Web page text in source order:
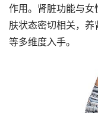
作用。肾脏功能与
肤状态密切相关，
等多维度入手。